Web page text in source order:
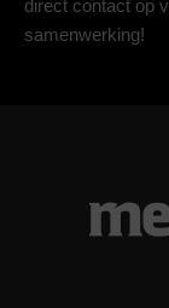
direct contact op
samenwerking!